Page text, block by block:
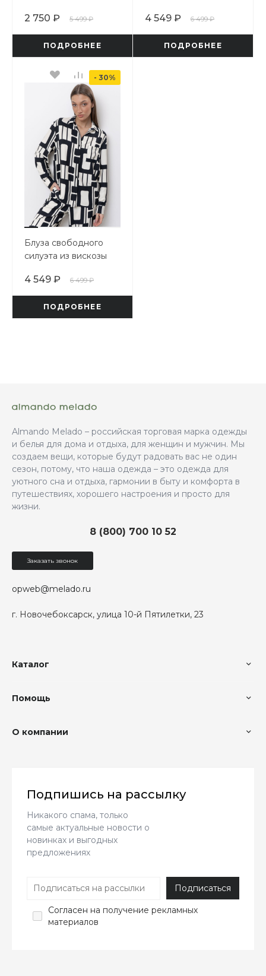
2 750 ₽ 5 499 ₽
ПОДРОБНЕЕ
4 549 ₽ 6 499 ₽
ПОДРОБНЕЕ
Блуза свободного
силуэта из вискозы
4 549 ₽ 6 499 ₽
- 30%
ПОДРОБНЕЕ
Almando Melado – российская торговая марка одежды
и белья для дома и отдыха, для женщин и мужчин. Мы
создаем вещи, которые будут радовать вас не один
сезон, потому, что наша одежда – это одежда для
уютного сна и отдыха, гармонии в быту и комфорта в
путешествиях, хорошего настроения и просто для
жизни.
г. Новочебоксарск, улица 10-й Пятилетки, 23
8 (800) 700 10 52
opweb@melado.ru
Заказать звонок
Каталог
Помощь
О компании
Подпишись на рассылку
Никакого спама, только
самые актуальные новости о
новинках и выгодных
предложениях
Согласен на получение рекламных
материалов